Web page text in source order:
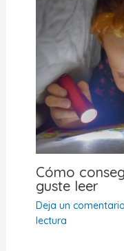
Cómo
guste leer
Deja un comentario
lectura